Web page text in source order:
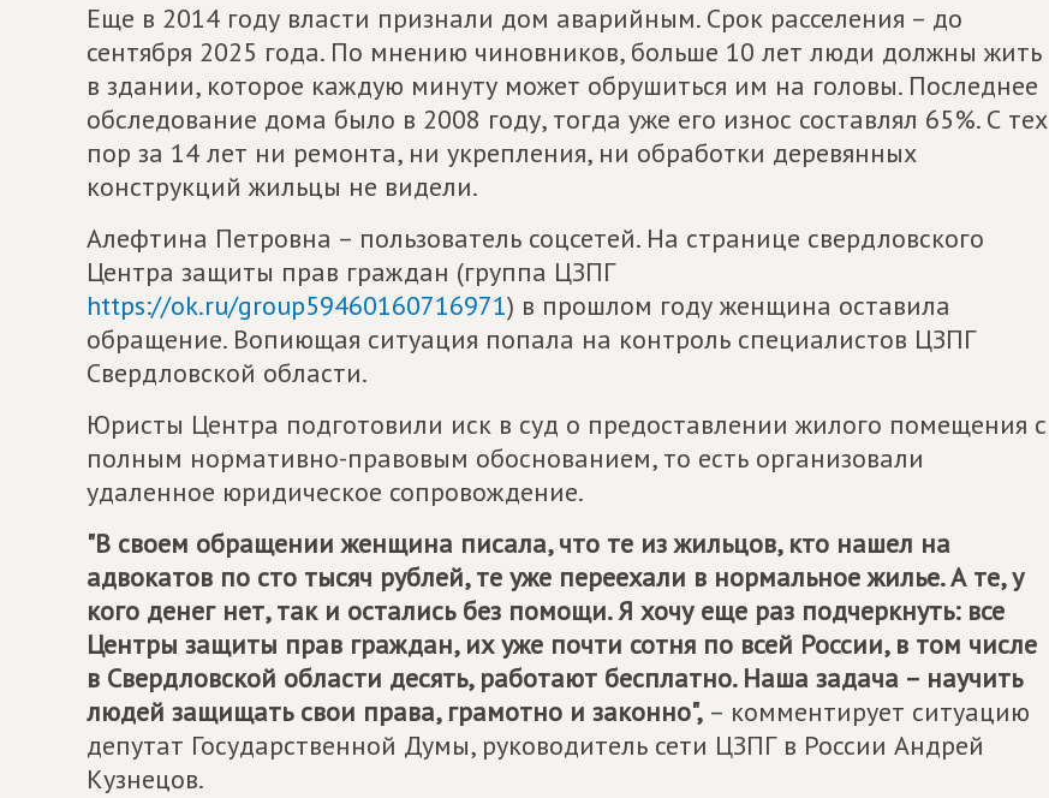
Еще в 2014 году власти признали дом аварийным. Срок расселения – до
сентября 2025 года. По мнению чиновников, больше 10 лет люди должны жить
в здании, которое каждую минуту может обрушиться им на головы. Последнее
обследование дома было в 2008 году, тогда уже его износ составлял 65%. С тех
пор за 14 лет ни ремонта, ни укрепления, ни обработки деревянных
конструкций жильцы не видели.
Алефтина Петровна – пользователь соцсетей. На странице свердловского
Центра защиты прав граждан (группа ЦЗПГ
https://ok.ru/group59460160716971) в прошлом году женщина оставила
обращение. Вопиющая ситуация попала на контроль специалистов ЦЗПГ
Свердловской области.
Юристы Центра подготовили иск в суд о предоставлении жилого помещения с
полным нормативно-правовым обоснованием, то есть организовали
удаленное юридическое сопровождение.
"В своем обращении женщина писала, что те из жильцов, кто нашел на
адвокатов по сто тысяч рублей, те уже переехали в нормальное жилье. А те, у
кого денег нет, так и остались без помощи. Я хочу еще раз подчеркнуть: все
Центры защиты прав граждан, их уже почти сотня по всей России, в том числе
в Свердловской области десять, работают бесплатно. Наша задача – научить
людей защищать свои права, грамотно и законно", – комментирует ситуацию
депутат Государственной Думы, руководитель сети ЦЗПГ в России Андрей
Кузнецов.